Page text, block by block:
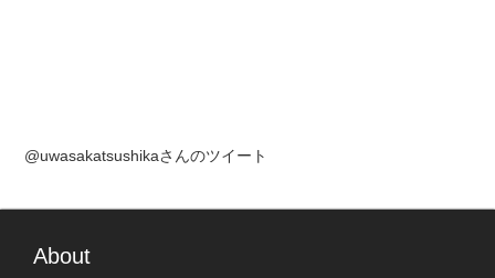
@uwasakatsushikaさんのツイート
About